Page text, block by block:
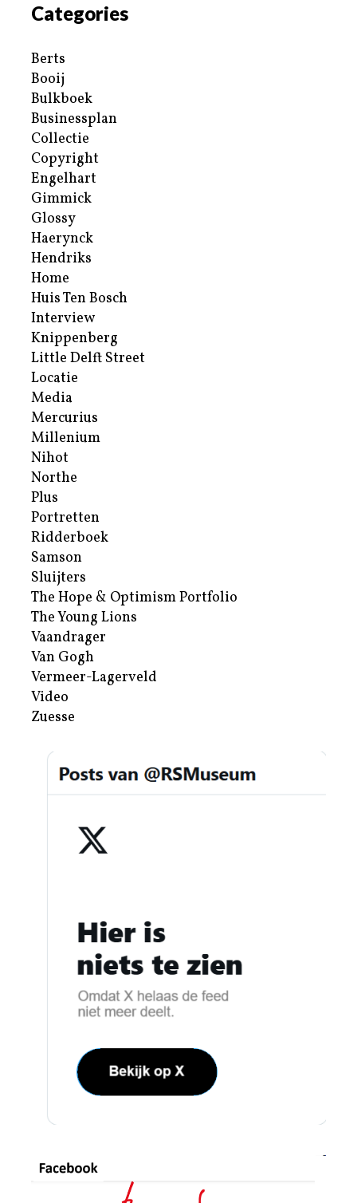
Categories
Berts
Booij
Bulkboek
Businessplan
Collectie
Copyright
Engelhart
Gimmick
Glossy
Haerynck
Hendriks
Home
Huis Ten Bosch
Interview
Knippenberg
Little Delft Street
Locatie
Media
Mercurius
Millenium
Nihot
Northe
Plus
Portretten
Ridderboek
Samson
Sluijters
The Hope & Optimism Portfolio
The Young Lions
Vaandrager
Van Gogh
Vermeer-Lagerveld
Video
Zuesse